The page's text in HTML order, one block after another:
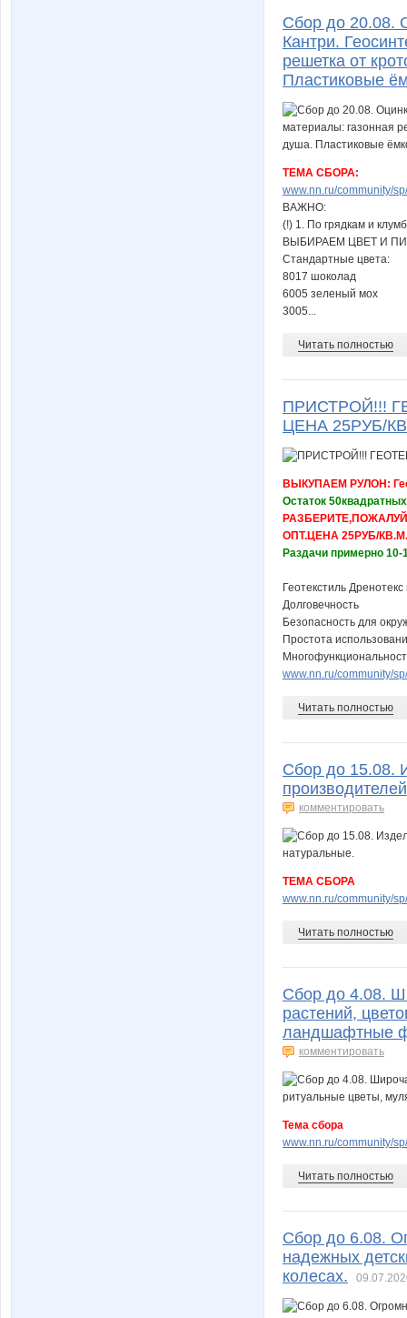
Сбор до 20.08.
Кантри.
решетка от
Пластиковые
ТЕМА СБОРА:
www.nn.ru/community/
ВАЖНО:
(!) 1. По грядкам и
ВЫБИРАЕМ ЦВЕТ И
Стандартные цвета:
8017 шоколад
6005 зеленый мох
3005...
Читать полностью
ПРИСТРОЙ!!!
ЦЕНА 25РУБ/
ВЫКУПАЕМ РУЛОН:
Остаток
ОПТ.ЦЕНА 25РУБ/
Раздачи примерно 10-
Геотекстиль
Долговечность
Безопасность для
Простота
www.nn.ru/community/
Читать полностью
Сбор до 15.08.
комментировать
ТЕМА СБОРА
www.nn.ru/community/
Читать полностью
Сбор до 4.08.
растений,
ландшафтные
комментировать
Тема сбора
www.nn.ru/community/
Читать полностью
Сбор до 6.08.
надежных
колесах.